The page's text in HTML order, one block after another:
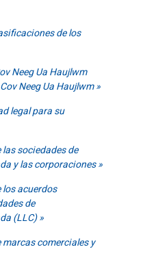
de los
Neeg Ua Haujlwm
Neeg Ua Haujlwm
legal para su
sociedades de
y las corporaciones
los acuerdos
de
(LLC)
comerciales y